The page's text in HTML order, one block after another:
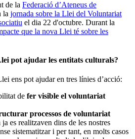
de la Federació d’Ateneus de
la jornada sobre la Llei del Voluntariat
el dia 22 d'octubre. Durant la
que la nova Llei té sobre les
pot ajudar les entitats culturals?
ens pot ajudar en tres línies d’acció:
de fer visible el voluntariat
processos de voluntariat
es realitzaven dins de les nostres
sistematitzar i per tant, en molts casos